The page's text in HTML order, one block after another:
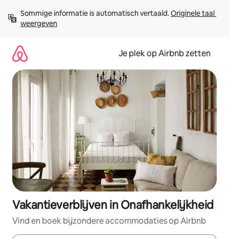
direct
naar
Sommige informatie is automatisch vertaald. Originele taal
weergeven
Je plek op Airbnb zetten
Vakantieverblijven in Onafhankelijkheid
Vind en boek bijzondere accommodaties op Airbnb